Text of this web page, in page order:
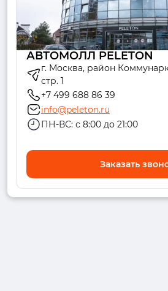
АВТОМОЛЛ PELETON
г. Москва, район
стр. 1
+7 499 688 86 39
info@peleton.ru
ПН-ВС: с 8:00 до 21:00
Заказать